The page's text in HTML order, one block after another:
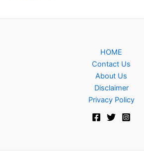
HOME
Contact Us
About Us
Disclaimer
Privacy Policy